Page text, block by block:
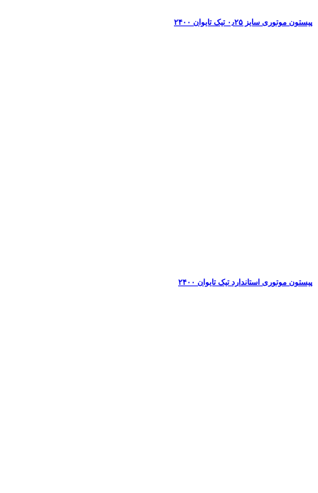
پیستون موتوری سایز ۰٫۲۵ تیک تایوان ۲۴۰۰
پیستون موتوری استاندارد تیک تایوان ۲۴۰۰